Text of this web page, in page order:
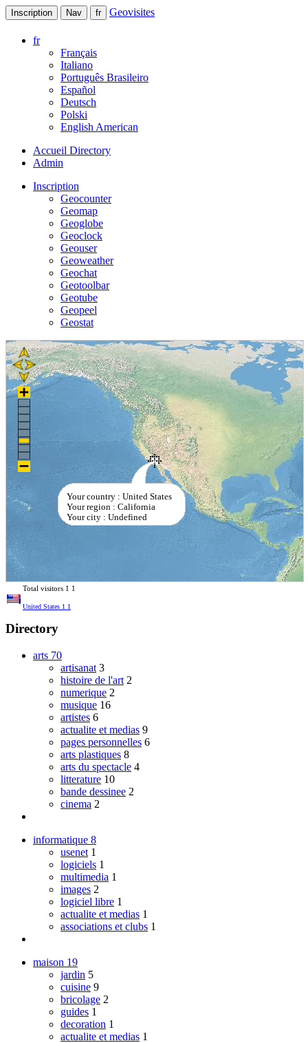
Inscription Nav fr Geovisites
fr
Français
Italiano
Português Brasileiro
Español
Deutsch
Polski
English American
Accueil Directory
Admin
Inscription
Geocounter
Geomap
Geoglobe
Geoclock
Geouser
Geoweather
Geochat
Geotoolbar
Geotube
Geopeel
Geostat
Your country : United States
Your region : California
Your city : Undefined
Total visitors 1 1
United States 1 1
Directory
arts 70
artisanat 3
histoire de l'art 2
numerique 2
musique 16
artistes 6
actualite et medias 9
pages personnelles 6
arts plastiques 8
arts du spectacle 4
litterature 10
bande dessinee 2
cinema 2
informatique 8
usenet 1
logiciels 1
multimedia 1
images 2
logiciel libre 1
actualite et medias 1
associations et clubs 1
maison 19
jardin 5
cuisine 9
bricolage 2
guides 1
decoration 1
actualite et medias 1